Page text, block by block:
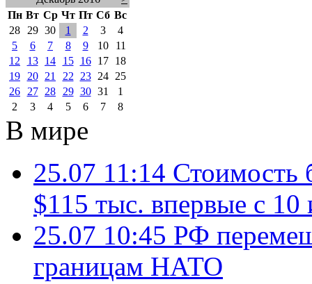
Пн Вт Ср Чт Пт Сб Вс
28
29 30 1 2 3
4
5
6 7 8 9 10
11
12
13 14 15 16 17
18
19
20 21 22 23 24
25
26
27 28 29 30 31
1
2
3 4 5 6 7 8
В мире
25.07 11:14 Стоимость
$115 тыс. впервые с 10
25.07 10:45 РФ
границам НАТО